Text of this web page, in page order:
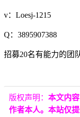
v：Loesj-1215
Q：3895907388
招募20名有能力的团
版权声明： 本文内
作者本人。本站仅